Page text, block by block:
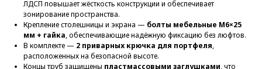
ЛДСП повышает жёсткость конструкции и обеспечивает
зонирование пространства.
Крепление столешницы и экрана — болты мебельные М6×25
мм + гайка, обеспечивающие надёжную фиксацию без люфтов.
В комплекте — 2 приварных крючка для портфеля,
расположенных на безопасной высоте.
Концы труб защищены пластмассовыми заглушками, что